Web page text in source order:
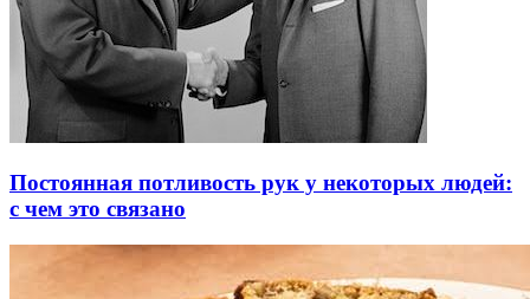
Постоянная потливость рук у некоторых людей:
с чем это связано